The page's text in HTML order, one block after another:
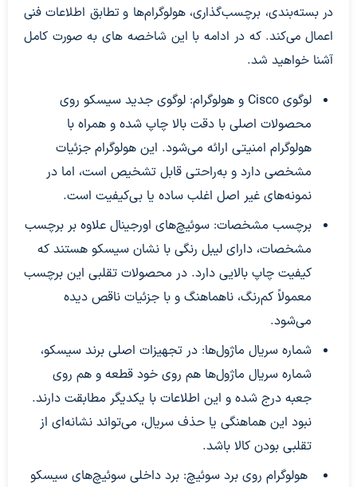
در بسته‌بندی، برچسب‌گذاری، هولوگرام‌ها و تطابق اطلاعات فنی
اعمال می‌کند. که در ادامه با این شاخصه های به صورت کامل
آشنا خواهید شد.
لوگوی Cisco و هولوگرام: لوگوی جدید سیسکو روی
محصولات اصلی با دقت بالا چاپ شده و همراه با
هولوگرام امنیتی ارائه می‌شود. این هولوگرام جزئیات
مشخصی دارد و به‌راحتی قابل تشخیص است، اما در
نمونه‌های غیر اصل اغلب ساده یا بی‌کیفیت است.
برچسب مشخصات: سوئیچ‌های اورجینال علاوه بر برچسب
مشخصات، دارای لیبل رنگی با نشان سیسکو هستند که
کیفیت چاپ بالایی دارد. در محصولات تقلبی این برچسب
معمولاً کم‌رنگ، ناهماهنگ و با جزئیات ناقص دیده
می‌شود.
شماره سریال ماژول‌ها: در تجهیزات اصلی برند سیسکو،
شماره سریال ماژول‌ها هم روی خود قطعه و هم روی
جعبه درج شده و این اطلاعات با یکدیگر مطابقت دارند.
نبود این هماهنگی یا حذف سریال، می‌تواند نشانه‌ای از
تقلبی بودن کالا باشد.
هولوگرام روی برد سوئیچ: برد داخلی سوئیچ‌های سیسکو